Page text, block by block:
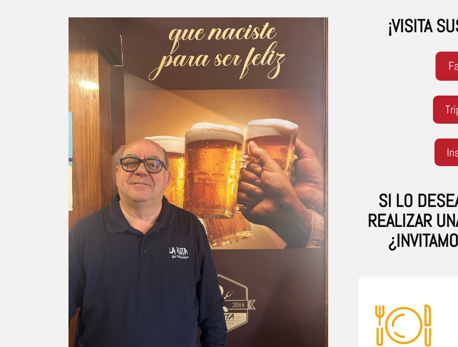
¡VISITA
SI LO
REALIZAR